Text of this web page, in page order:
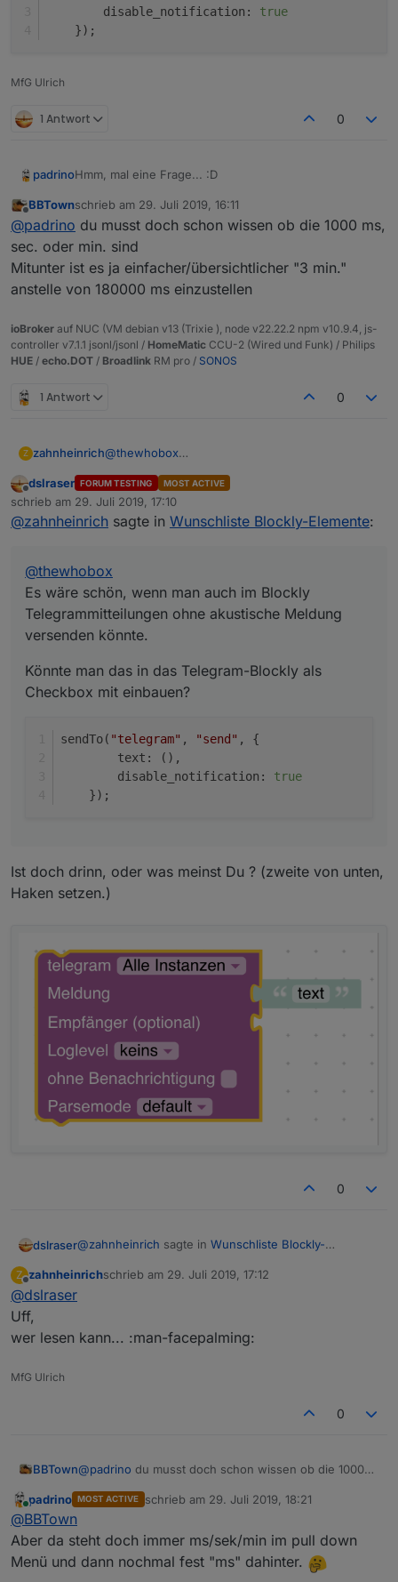
        disable_notification:
true
    });
MfG Ulrich
1 Antwort 0
padrinoHmm, mal eine Frage... :D
Wäre es nicht sinnvoll, wenn bei timeouts bzw.
intervallen das "ms" am Ende weggelassen würde
(also, wie rechts in meinem "mockup")?
Oder muss man das dran lassen um zu zeigen, dass
intern doch wieder auf ms umgerechnet wird?
Offline
BBTownschrieb am 29. Juli 2019, 16:11
zuletzt editiert von
@padrino du musst doch schon wissen ob die 1000 ms,
sec. oder min. sind
Mitunter ist es ja einfacher/übersichtlicher "3 min."
anstelle von 180000 ms einzustellen
ioBroker auf NUC (VM debian v13 (Trixie ), node v22.22.2 npm v10.9.4, js-
controller v7.1.1 jsonl/jsonl / HomeMatic CCU-2 (Wired und Funk) / Philips
HUE / echo.DOT / Broadlink RM pro / SONOS
1 Antwort 0
Z zahnheinrich@thewhobox
Telegrammitteilungen ohne akustische Meldung
versenden könnte.
Könnte man das in das Telegram-Blockly als
Checkbox mit einbauen?
sendTo("telegram", "send", {
Offline
dslraser FORUM TESTING MOST ACTIVE
schrieb am 29. Juli 2019, 17:10
zuletzt editiert von
@zahnheinrich sagte in Wunschliste Blockly-Elemente:
@thewhobox
Es wäre schön, wenn man auch im Blockly
Telegrammitteilungen ohne akustische Meldung
versenden könnte.
Könnte man das in das Telegram-Blockly als
Checkbox mit einbauen?
sendTo( "telegram" , "send" , {
        text: (),
        disable_notification:
true
    });
Ist doch drinn, oder was meinst Du ? (zweite von unten,
Haken setzen.)
0
dslraser@zahnheinrich sagte in Wunschliste Blockly-
versenden könnte.
unten, Haken setzen.)
Z
Offline
zahnheinrichschrieb am 29. Juli 2019, 17:12
zuletzt editiert von
@dslraser
Uff,
wer lesen kann... :man-facepalming:
MfG Ulrich
0
BBTown@padrino du musst doch schon wissen ob die 1000
Mitunter ist es ja einfacher/übersichtlicher "3 min."
Online
padrino MOST ACTIVE schrieb am 29. Juli 2019, 18:21
zuletzt editiert von
@BBTown
Aber da steht doch immer ms/sek/min im pull down
Menü und dann nochmal fest "ms" dahinter.